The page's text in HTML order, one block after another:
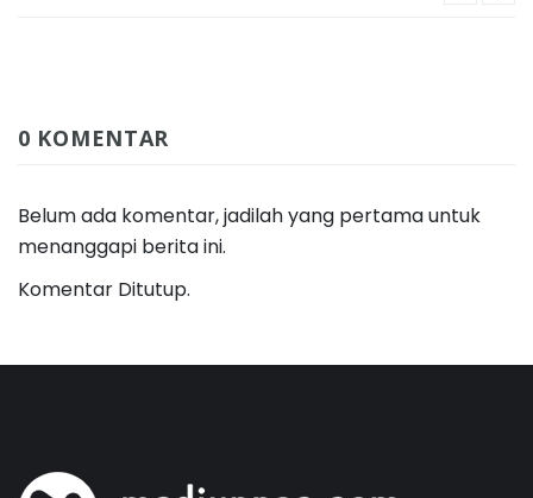
0 KOMENTAR
Belum ada komentar, jadilah yang pertama untuk
menanggapi berita ini.
Komentar Ditutup.